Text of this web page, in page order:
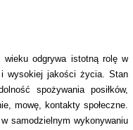
wieku odgrywa istotną rolę w
wysokiej jakości życia. Stan
spożywania posiłków,
mowę, kontakty społeczne.
samodzielnym wykonywaniu